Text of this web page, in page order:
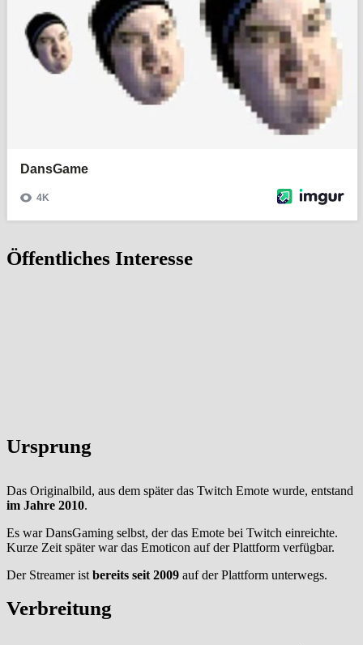
Öffentliches Interesse
Ursprung
Das Originalbild, aus dem später das Twitch Emote wurde, entstand
im Jahre 2010.
Es war DansGaming selbst, der das Emote bei Twitch einreichte.
Kurze Zeit später war das Emoticon auf der Plattform verfügbar.
Der Streamer ist bereits seit 2009 auf der Plattform unterwegs.
Verbreitung